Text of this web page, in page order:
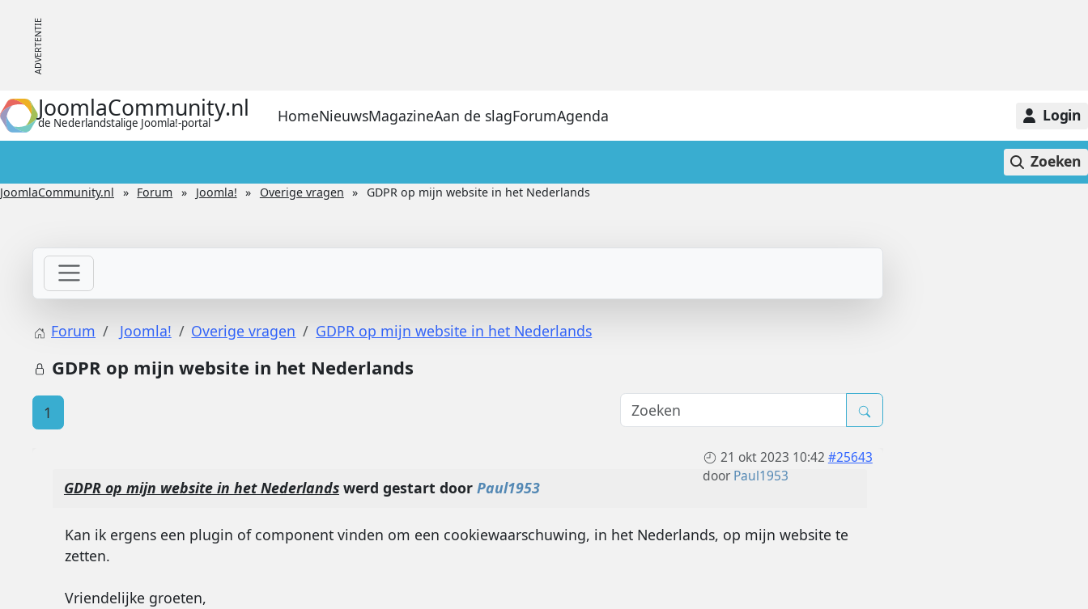
JoomlaCommunity.nl
de Nederlandstalige Joomla!-portal HomeNieuwsMagazineAan de slagForumAgenda Login
Zoeken
JoomlaCommunity.nl Forum Joomla! Overige vragen GDPR op mijn website in het Nederlands
Forum Joomla! Overige vragen GDPR op mijn website in het Nederlands
GDPR op mijn website in het Nederlands
1
21 okt 2023 10:42 #25643
door Paul1953
GDPR op mijn website in het Nederlandswerd gestart door Paul1953
Kan ik ergens een plugin of component vinden om een cookiewaarschuwing, in het Nederlands, op mijn website te
zetten.
Vriendelijke groeten,